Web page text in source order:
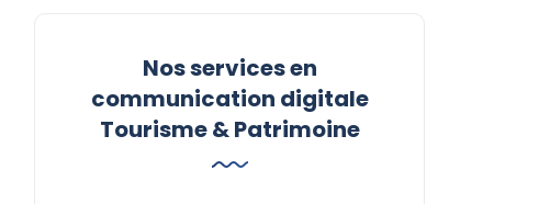
Nos services en
communication digitale
Tourisme & Patrimoine